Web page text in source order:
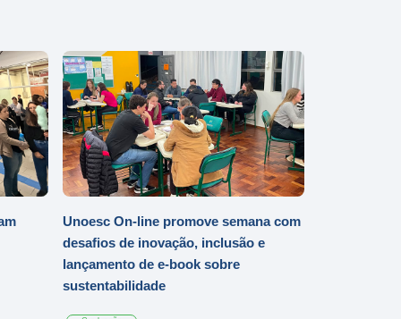
Unoesc On-line promove semana com
desafios de inovação, inclusão e
lançamento de e-book sobre
sustentabilidade